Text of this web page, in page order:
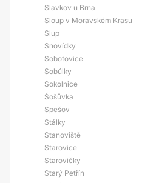
Slavkov u Brna
Sloup v Moravském Krasu
Slup
Snovídky
Sobotovice
Sobůlky
Sokolnice
Šošůvka
Spešov
Stálky
Stanoviště
Starovice
Starovičky
Starý Petřín